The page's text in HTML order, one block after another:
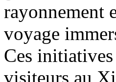
rayonnement
voyage
Ces
visiteurs au